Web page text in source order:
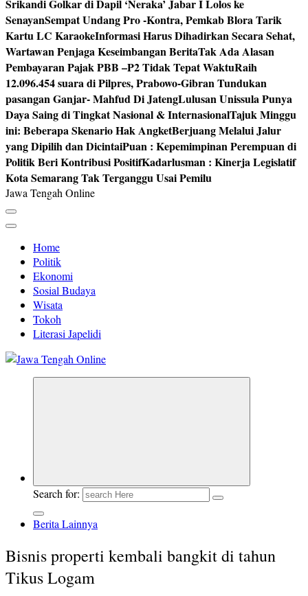
Srikandi Golkar di Dapil ‘Neraka’ Jabar I Lolos ke
SenayanSempat Undang Pro -Kontra, Pemkab Blora Tarik
Kartu LC KaraokeInformasi Harus Dihadirkan Secara Sehat,
Wartawan Penjaga Keseimbangan BeritaTak Ada Alasan
Pembayaran Pajak PBB –P2 Tidak Tepat WaktuRaih
12.096.454 suara di Pilpres, Prabowo-Gibran Tundukan
pasangan Ganjar- Mahfud Di JatengLulusan Unissula Punya
Daya Saing di Tingkat Nasional & InternasionalTajuk Minggu
ini: Beberapa Skenario Hak AngketBerjuang Melalui Jalur
yang Dipilih dan DicintaiPuan : Kepemimpinan Perempuan di
Politik Beri Kontribusi PositifKadarlusman : Kinerja Legislatif
Kota Semarang Tak Terganggu Usai Pemilu
Jawa Tengah Online
Home
Politik
Ekonomi
Sosial Budaya
Wisata
Tokoh
Literasi Japelidi
Search for:
Berita Lainnya
Bisnis properti kembali bangkit di tahun
Tikus Logam